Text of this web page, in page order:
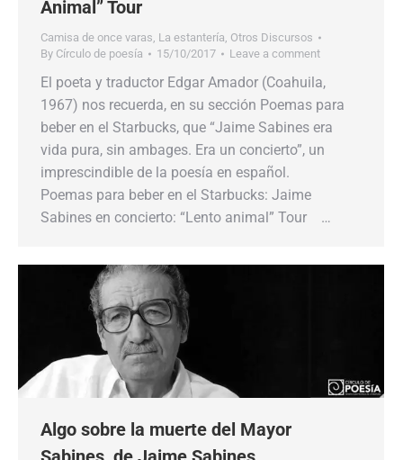
Animal” Tour
Camisa de once varas, La estantería, Otros Discursos
By Círculo de poesía 15/10/2017 Leave a comment
El poeta y traductor Edgar Amador (Coahuila,
1967) nos recuerda, en su sección Poemas para
beber en el Starbucks, que “Jaime Sabines era
vida pura, sin ambages. Era un concierto”, un
imprescindible de la poesía en español.
Poemas para beber en el Starbucks: Jaime
Sabines en concierto: “Lento animal” Tour …
Algo sobre la muerte del Mayor